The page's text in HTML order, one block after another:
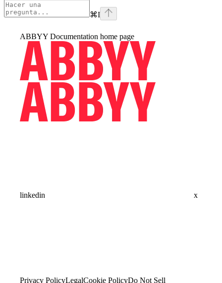
⌘I
ABBYY Documentation home page
linkedin x
Privacy PolicyLegalCookie PolicyDo Not Sell